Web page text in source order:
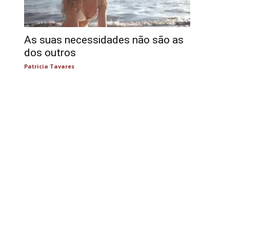
As suas necessidades não são as
dos outros
Patricia Tavares